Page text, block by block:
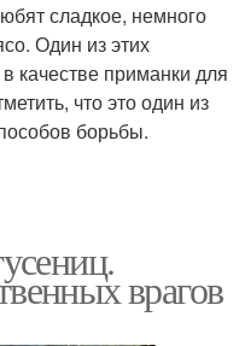
сладкое, немного
Один из этих
качестве приманки для
что это один из
борьбы.
врагов